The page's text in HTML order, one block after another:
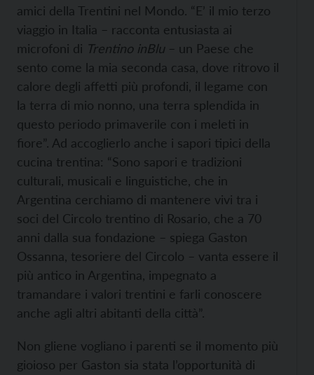
amici della Trentini nel Mondo. “E’ il mio terzo
viaggio in Italia – racconta entusiasta ai
microfoni di Trentino inBlu– un Paese che
sento come la mia seconda casa, dove ritrovo il
calore degli affetti più profondi, il legame con
la terra di mio nonno, una terra splendida in
questo periodo primaverile con i meleti in
fiore”. Ad accoglierlo anche i sapori tipici della
cucina trentina: “Sono sapori e tradizioni
culturali, musicali e linguistiche, che in
Argentina cerchiamo di mantenere vivi tra i
soci del Circolo trentino di Rosario, che a 70
anni dalla sua fondazione – spiega Gaston
Ossanna, tesoriere del Circolo – vanta essere il
più antico in Argentina, impegnato a
tramandare i valori trentini e farli conoscere
anche agli altri abitanti della città”.
Non gliene vogliano i parenti se il momento più
gioioso per Gaston sia stata l’opportunità di